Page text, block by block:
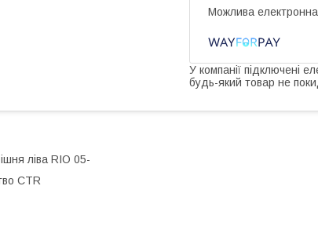
У компанії підключені
будь-який товар не
ліва RIO 05-
CTR